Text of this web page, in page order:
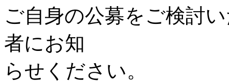
ご自身の公募をご検討
者にお知
らせください。